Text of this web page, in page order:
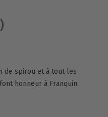
de spirou et à tout les
honneur à Franquin